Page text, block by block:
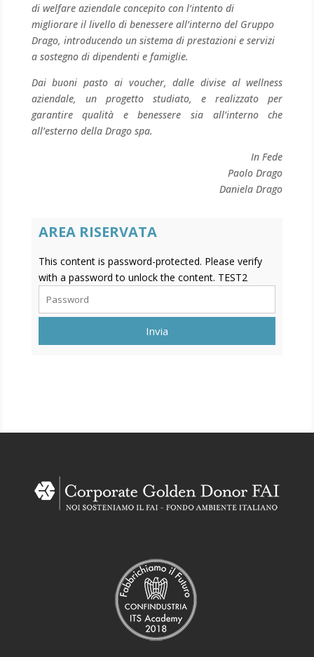
di welfare aziendale concepito con l’intento di
migliorare il livello di benessere all’interno del Gruppo
Drago, introducendo un sistema di prestazioni e servizi
a sostegno di dipendenti e famiglie.
Daibuoni pasto ai voucher, dalle divisealwellness
aziendale, un progetto studiato, e realizzato per
garantire qualità e benessere sia all’interno che
all’esterno della Drago spa.
In Fede
Paolo Drago
Daniela Drago
AREA RISERVATA
This content is password-protected. Please verify
with a password to unlock the content. TEST2
Invia